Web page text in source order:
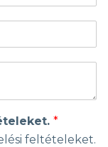
*
feltételeket.